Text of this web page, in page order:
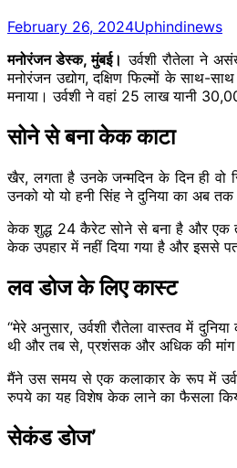
February 26, 2024Uphindinews
मनोरंजन डेस्क, मुंबई। उर्वशी रौतेला ने
मनोरंजन उद्योग, दक्षिण फिल्मों के साथ-
मनाया। उर्वशी ने वहां 25 लाख यानी
सोने से बना केक काटा
खैर, लगता है उनके जन्मदिन के दिन ही वो
उनको यो यो हनी सिंह ने दुनिया का अब
केक शुद्ध 24 कैरेट सोने से बना है और एक
केक उपहार में नहीं दिया गया है और इससे
लव डोज के लिए कास्ट
“मेरे अनुसार, उर्वशी रौतेला वास्तव में
थी और तब से, प्रशंसक और अधिक की मांग
मैंने उस समय से एक कलाकार के रूप में
रुपये का यह विशेष केक लाने का फैसला
सेकंड डोज’